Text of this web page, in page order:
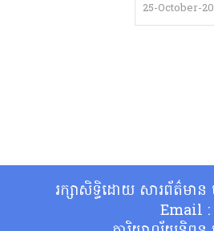
25-October-
រក្សាសិទ្ធិដោយ សារព័ត៌មា
Email